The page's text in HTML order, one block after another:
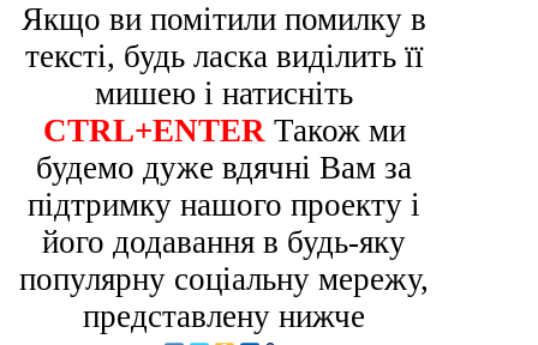
Якщо ви помітили помилку в
тексті, будь ласка виділить її
мишею і натисніть
CTRL+ENTER Також ми
будемо дуже вдячні Вам за
підтримку нашого проекту і
його додавання в будь-яку
популярну соціальну мережу,
представлену нижче